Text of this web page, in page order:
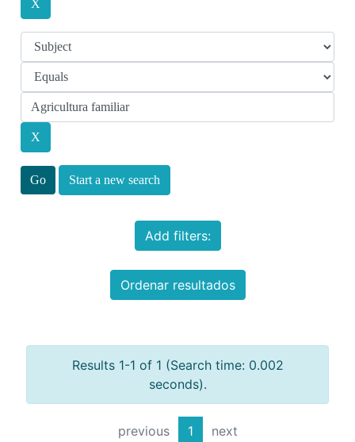
Start a new search
Add filters:
Ordenar resultados
Results 1-1 of 1 (Search time: 0.002
seconds).
previous 1 next